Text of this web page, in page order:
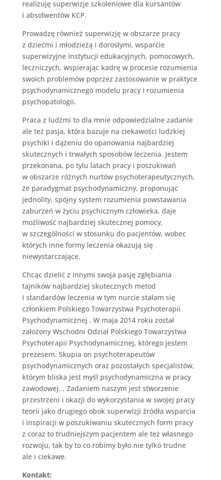
realizuję superwizje szkoleniowe dla kursantów
i absolwentów KCP.
Prowadzę również superwizję w obszarze pracy
z dziećmi i młodzieżą i dorosłymi, wsparcie
superwizyjne instytucji edukacyjnych, pomocowych,
leczniczych, wspierając kadrę w procesie rozumienia
swoich problemów poprzez zastosowanie w praktyce
psychodynamicznego modelu pracy i rozumienia
psychopatologii.
Praca z ludźmi to dla mnie odpowiedzialne zadanie
ale też pasja, która bazuje na ciekawości ludzkiej
psychiki i dążeniu do opanowania najbardziej
skutecznych i trwałych sposobów leczenia. Jestem
przekonana, po tylu latach pracy i poszukiwań
w obszarze różnych nurtów psychoterapeutycznych,
że paradygmat psychodynamiczny, proponując
jednolity, spójny system rozumienia powstawania
zaburzeń w życiu psychicznym człowieka, daje
możliwość najbardziej skutecznej pomocy,
w szczególności w stosunku do pacjentów, wobec
których inne formy leczenia okazują się
niewystarczające.
Chcąc dzielić z innymi swoja pasję zgłębiania
tajników najbardziej skutecznych metod
i standardów leczenia w tym nurcie stałam się
członkiem Polskiego Towarzystwa Psychoterapii
Psychodynamicznej . W maja 2014 roku został
założony Wschodni Odział Polskiego Towarzystwa
Psychoterapii Psychodynamicznej, którego jestem
prezesem. Skupia on psychoterapeutów
psychodynamicznych oraz pozostałych specjalistów,
którym bliska jest myśl psychodynamiczna w pracy
zawodowej. . Zadaniem naszym jest stworzenie
przestrzeni i okazji do wykorzystania w swojej pracy
teorii jako drugiego obok superwizji źródła wsparcia
i inspiracji w poszukiwaniu skutecznych form pracy
z coraz to trudniejszym pacjentem ale też własnego
rozwoju, tak by to co robimy było nie tylko trudne
ale i ciekawe.
Kontakt: